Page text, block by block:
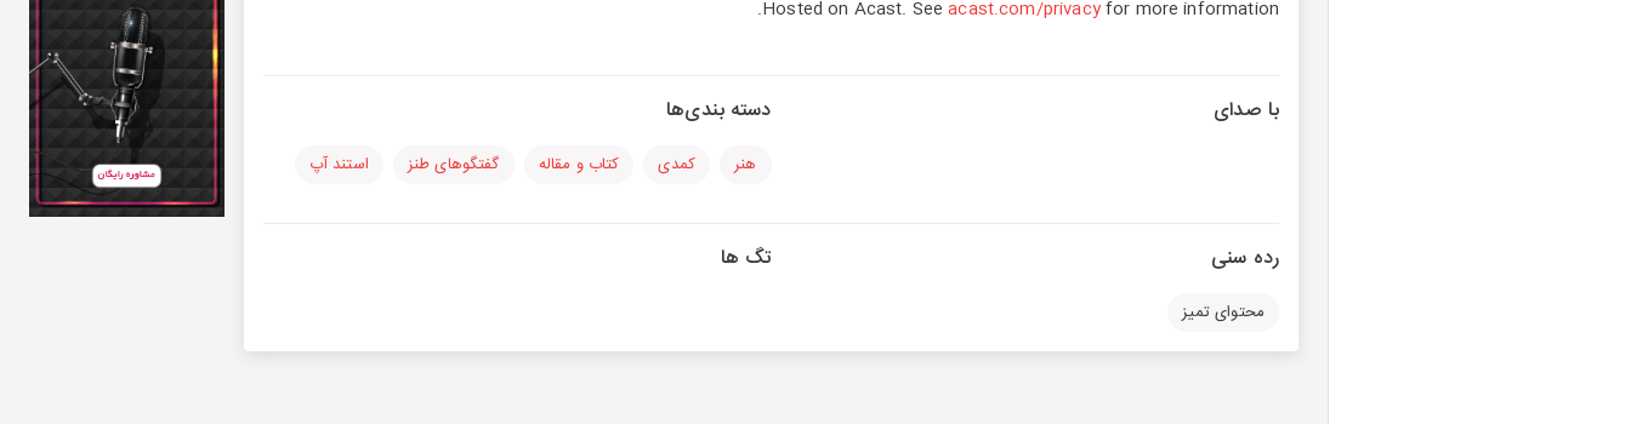
Hosted on Acast. Seeacast.com/privacyfor more information.
با صدای دسته بندی‌ها
هنر کمدی کتاب و مقاله گفتگوهای طنز استند آپ
رده سنی
محتوای تمیز
تگ ها